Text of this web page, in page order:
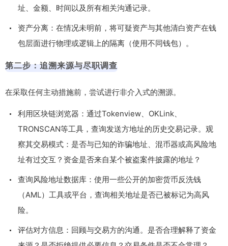
址、金额、时间以及所有相关沟通记录。
资产分离：在情况未明前，将可疑资产与其他清白资产在钱
包层面进行物理或逻辑上的隔离（使用不同钱包）。
第二步：追溯来源与尽职调查
在采取任何主动措施前，尝试进行非介入式的溯源。
利用区块链浏览器：通过Tokenview、OKLink、
TRONSCAN等工具，查询发送方地址的历史交易记录。观
察其交易模式：是否与已知的诈骗地址、混币器或高风险地
址有过交互？资金是否来自某个被盗案件披露的地址？
查询风险地址数据库：使用一些公开的加密货币反洗钱
（AML）工具或平台，查询相关地址是否已被标记为高风
险。
评估对方信息：回顾与交易方的沟通。是否合理解释了资金